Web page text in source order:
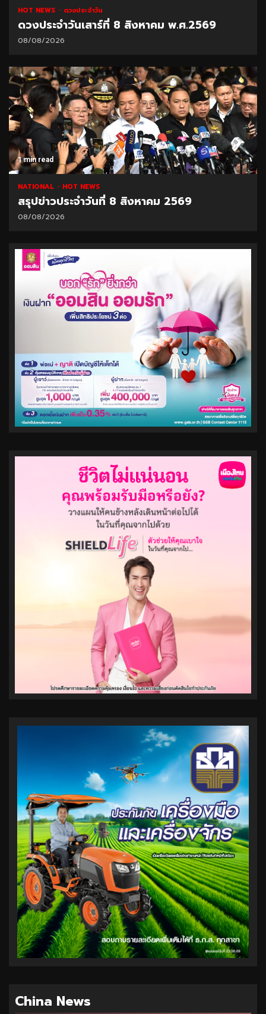
HOT NEWS ดวงประจำวัน
ดวงประจำวันเสาร์ที่ 8 สิงหาคม พ.ศ.2569
08/08/2026
1 min read
NATIONAL HOT NEWS
สรุปข่าวประจำวันที่ 8 สิงหาคม 2569
08/08/2026
China News